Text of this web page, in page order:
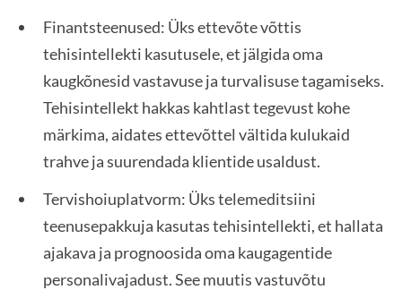
Finantsteenused: Üks ettevõte võttis
tehisintellekti kasutusele, et jälgida oma
kaugkõnesid vastavuse ja turvalisuse tagamiseks.
Tehisintellekt hakkas kahtlast tegevust kohe
märkima, aidates ettevõttel vältida kulukaid
trahve ja suurendada klientide usaldust.
Tervishoiuplatvorm: Üks telemeditsiini
teenusepakkuja kasutas tehisintellekti, et hallata
ajakava ja prognoosida oma kaugagentide
personalivajadust. See muutis vastuvõtu